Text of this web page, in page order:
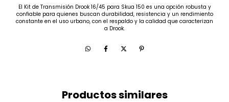
El Kit de Transmisión Drook 16/45 para Skua 150 es una opción robusta y
confiable para quienes buscan durabilidad, resistencia y un rendimiento
constante en el uso urbano, con el respaldo y la calidad que caracterizan
a Drook.
Productos similares